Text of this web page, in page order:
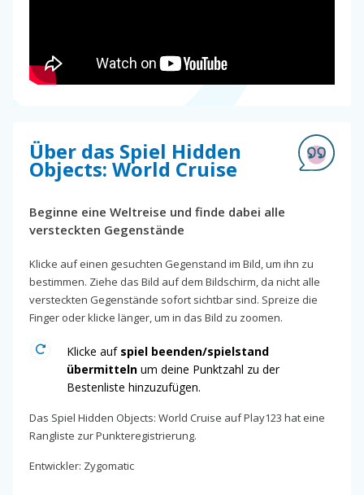
Über das Spiel Hidden
Objects: World Cruise
Beginne eine Weltreise und finde dabei alle
versteckten Gegenstände
Klicke auf einen gesuchten Gegenstand im Bild, um ihn zu
bestimmen. Ziehe das Bild auf dem Bildschirm, da nicht alle
versteckten Gegenstände sofort sichtbar sind. Spreize die
Finger oder klicke länger, um in das Bild zu zoomen.
Klicke auf spiel beenden/spielstand
übermitteln um deine Punktzahl zu der
Bestenliste hinzuzufügen.
Das Spiel Hidden Objects: World Cruise auf Play123 hat eine
Rangliste zur Punkteregistrierung.
Entwickler: Zygomatic